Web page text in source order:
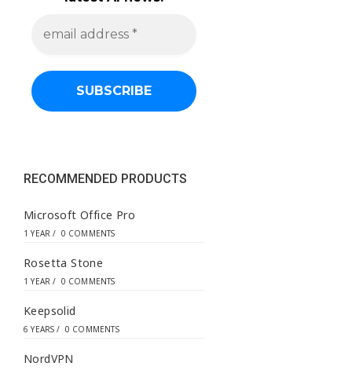
a
d
s
RECOMMENDED PRODUCTS
Microsoft Office Pro
1 YEAR / 0 COMMENTS
Rosetta Stone
1 YEAR / 0 COMMENTS
Keepsolid
6 YEARS / 0 COMMENTS
NordVPN